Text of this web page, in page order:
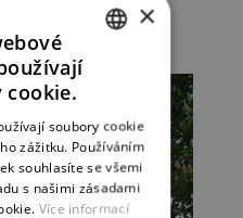
GERMAN
×
cookie.
soubory cookie
zážitku. Používáním
souhlasíte se všemi
s našimi zásadami
Více informací